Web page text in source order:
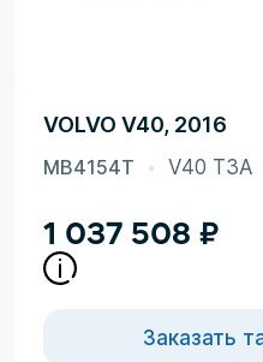
VOLVO V40, 2016
MB4154T V40 T3A
1 037 508 ₽
Заказать